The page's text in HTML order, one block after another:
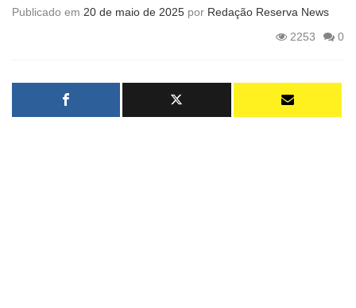
Publicado em 20 de maio de 2025 por Redação Reserva News
2253
0